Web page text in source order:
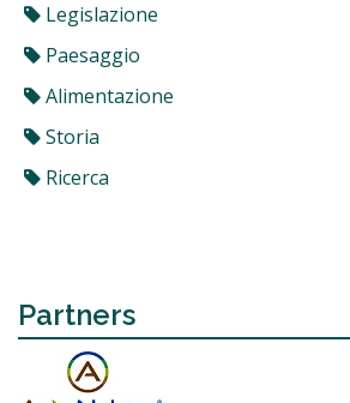
Legislazione
Paesaggio
Alimentazione
Storia
Ricerca
Partners